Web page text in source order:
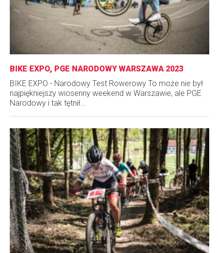
BIKE EXPO, PGE NARODOWY WARSZAWA 2023
BIKE EXPO - Narodowy Test Rowerowy To może nie był
najpiękniejszy wiosenny weekend w Warszawie, ale PGE
Narodowy i tak tętnił...